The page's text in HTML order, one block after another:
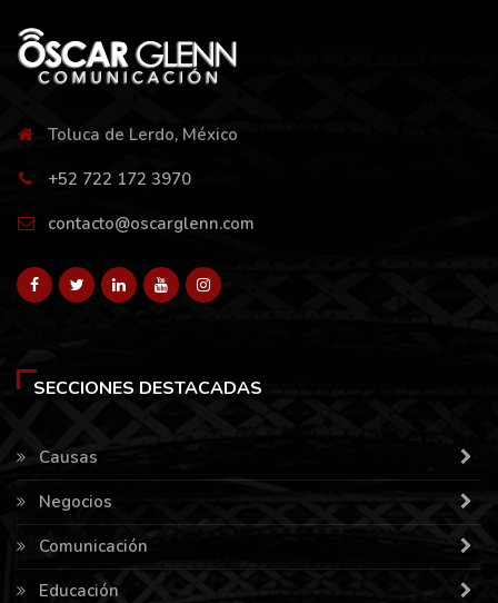
Toluca de Lerdo, México
+52 722 172 3970
contacto@oscarglenn.com
SECCIONES DESTACADAS
Causas
Negocios
Comunicación
Educación